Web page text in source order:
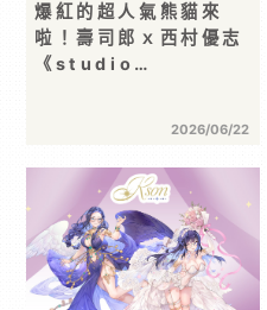
爆紅的超人氣熊貓來
啦！壽司郎ｘ西村優志
《studio…
2026/06/22